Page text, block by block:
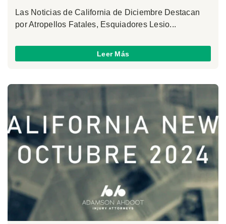
Las Noticias de California de Diciembre Destacan
por Atropellos Fatales, Esquiadores Lesio...
Leer Más